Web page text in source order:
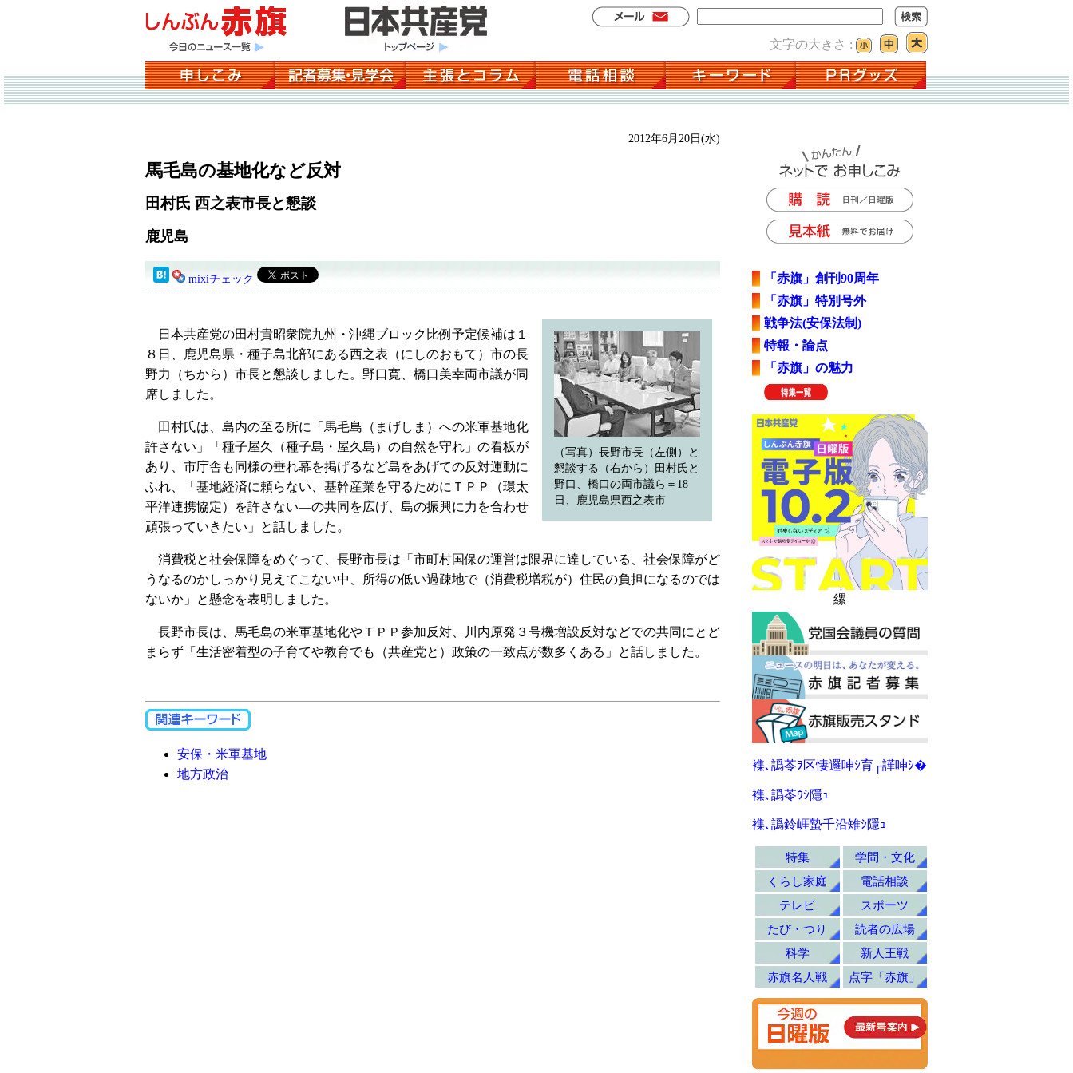
文字の大きさ :
2012年6月20日(水)
馬毛島の基地化など反対
田村氏 西之表市長と懇談
鹿児島
mixiチェック
（写真）長野市長（左側）と
懇談する（右から）田村氏と
野口、橋口の両市議ら＝18
日、鹿児島県西之表市
日本共産党の田村貴昭衆院九州・沖縄ブロック比例予定候補は１
８日、鹿児島県・種子島北部にある西之表（にしのおもて）市の長
野力（ちから）市長と懇談しました。野口寛、橋口美幸両市議が同
席しました。
田村氏は、島内の至る所に「馬毛島（まげしま）への米軍基地化
許さない」「種子屋久（種子島・屋久島）の自然を守れ」の看板が
あり、市庁舎も同様の垂れ幕を掲げるなど島をあげての反対運動に
ふれ、「基地経済に頼らない、基幹産業を守るためにＴＰＰ（環太
平洋連携協定）を許さない―の共同を広げ、島の振興に力を合わせ
頑張っていきたい」と話しました。
消費税と社会保障をめぐって、長野市長は「市町村国保の運営は限界に達している、社会保障がど
うなるのかしっかり見えてこない中、所得の低い過疎地で（消費税増税が）住民の負担になるのでは
ないか」と懸念を表明しました。
長野市長は、馬毛島の米軍基地化やＴＰＰ参加反対、川内原発３号機増設反対などでの共同にとど
まらず「生活密着型の子育てや教育でも（共産党と）政策の一致点が数多くある」と話しました。
安保・米軍基地
地方政治
「赤旗」創刊90周年
「赤旗」特別号外
戦争法(安保法制)
特報・論点
「赤旗」の魅力
縲
襍､譌苓ｦ区悽邏呻ｼ育┌譁呻ｼ�
襍､譌苓ｳｼ隱ｭ
襍､譌鈴崕蟄千沿雉ｼ隱ｭ
特集
学問・文化
くらし家庭
電話相談
テレビ
スポーツ
たび・つり
読者の広場
科学
新人王戦
赤旗名人戦
点字「赤旗」